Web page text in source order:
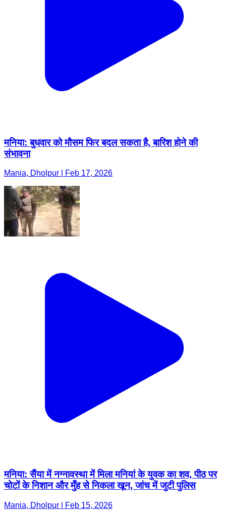
मनिया: बुधवार को मौसम फिर बदल सकता है, बारिश होने की
संभावना
Mania, Dholpur | Feb 17, 2026
मनिया: सैंया में नग्नावस्था में मिला मनियां के युवक का शव, पीठ पर
चोटों के निशान और मुँह से निकला खून, जांच में जुटी पुलिस
Mania, Dholpur | Feb 15, 2026